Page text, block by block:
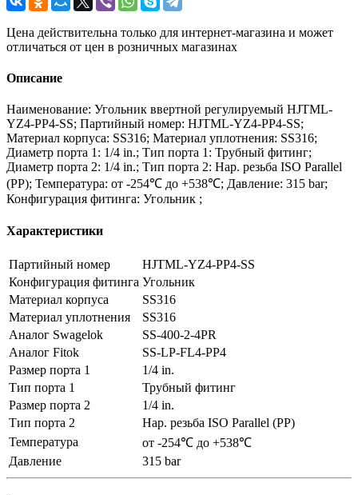
Цена действительна только для интернет-магазина и может
отличаться от цен в розничных магазинах
Описание
Наименование: Угольник ввертной регулируемый HJTML-
YZ4-PP4-SS; Партийный номер: HJTML-YZ4-PP4-SS;
Материал корпуса: SS316; Материал уплотнения: SS316;
Диаметр порта 1: 1/4 in.; Тип порта 1: Трубный фитинг;
Диаметр порта 2: 1/4 in.; Тип порта 2: Нар. резьба ISO Parallel
(PP); Температура: от -254℃ до +538℃; Давление: 315 bar;
Конфигурация фитинга: Угольник ;
Характеристики
Партийный номер
HJTML-YZ4-PP4-SS
Конфигурация фитинга Угольник
Материал корпуса
SS316
Материал уплотнения
SS316
Аналог Swagelok
SS-400-2-4PR
Аналог Fitok
SS-LP-FL4-PP4
Размер порта 1
1/4 in.
Тип порта 1
Трубный фитинг
Размер порта 2
1/4 in.
Тип порта 2
Нар. резьба ISO Parallel (PP)
Температура
от -254℃ до +538℃
Давление
315 bar